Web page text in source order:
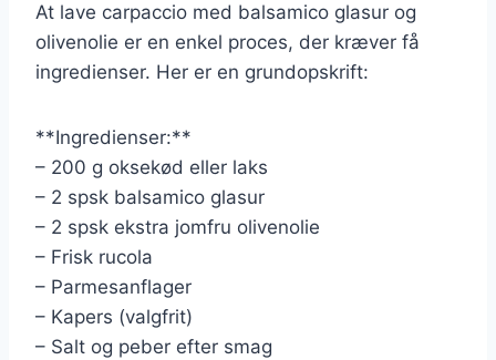
At lave carpaccio med balsamico glasur og
olivenolie er en enkel proces, der kræver få
ingredienser. Her er en grundopskrift:
**Ingredienser:**
– 200 g oksekød eller laks
– 2 spsk balsamico glasur
– 2 spsk ekstra jomfru olivenolie
– Frisk rucola
– Parmesanflager
– Kapers (valgfrit)
– Salt og peber efter smag